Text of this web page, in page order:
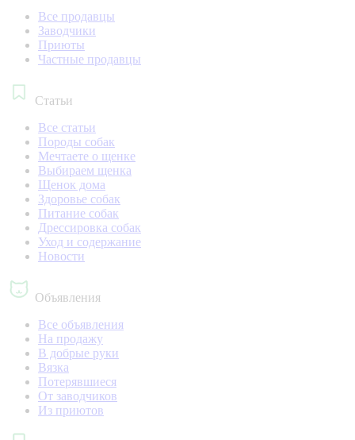
Все продавцы
Заводчики
Приюты
Частные продавцы
Статьи
Все статьи
Породы собак
Мечтаете о щенке
Выбираем щенка
Щенок дома
Здоровье собак
Питание собак
Дрессировка собак
Уход и содержание
Новости
Объявления
Все объявления
На продажу
В добрые руки
Вязка
Потерявшиеся
От заводчиков
Из приютов